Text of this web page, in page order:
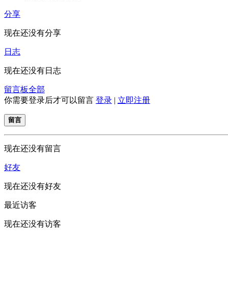
分享
现在还没有分享
日志
现在还没有日志
留言板全部
你需要登录后才可以留言 登录 | 立即注册
留言
现在还没有留言
好友
现在还没有好友
最近访客
现在还没有访客